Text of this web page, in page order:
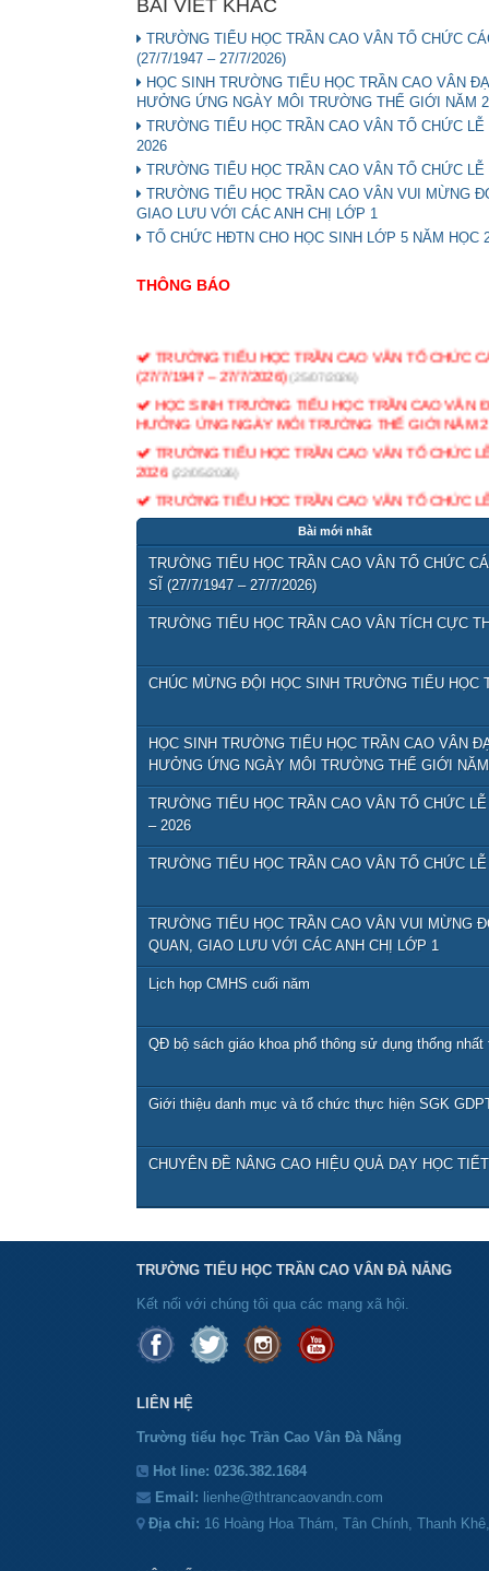
BÀI VIẾT KHÁC
TRƯỜNG TIỂU HỌC TRẦN CAO VÂN TỔ CHỨC
(27/7/1947 – 27/7/2026)
HỌC SINH TRƯỜNG TIỂU HỌC TRẦN CAO VÂN
HƯỞNG ỨNG NGÀY MÔI TRƯỜNG THẾ GIỚI NĂM
TRƯỜNG TIỂU HỌC TRẦN CAO VÂN TỔ CHỨC
2026
TRƯỜNG TIỂU HỌC TRẦN CAO VÂN TỔ CHỨC
TRƯỜNG TIỂU HỌC TRẦN CAO VÂN VUI MỪNG
GIAO LƯU VỚI CÁC ANH CHỊ LỚP 1
TỔ CHỨC HĐTN CHO HỌC SINH LỚP 5 NĂM HỌC
THÔNG BÁO
(27/7/1947 – 27/7/2026) (25/07/2026)
HỌC SINH TRƯỜNG TIỂU HỌC TRẦN CAO VÂN
HƯỞNG ỨNG NGÀY MÔI TRƯỜNG THẾ GIỚI NĂM
TRƯỜNG TIỂU HỌC TRẦN CAO VÂN TỔ CHỨC
2026 (22/05/2026)
TRƯỜNG TIỂU HỌC TRẦN CAO VÂN TỔ CHỨC
TRƯỜNG TIỂU HỌC TRẦN CAO VÂN VUI
GIAO LƯU VỚI CÁC ANH CHỊ LỚP 1
Lịch họp CMHS cuối năm (11/05/2026)
QĐ bộ sách giáo khoa phổ thông sử dụng thống
Giới thiệu danh mục và tổ chức thực hiện SGK
TỔ CHỨC CHUYÊN ĐỀ HỌC THÔNG QUA CHƠI
Bài mới nhất
TRƯỜNG TIỂU HỌC TRẦN CAO VÂN TỔ CHỨC
SĨ (27/7/1947 – 27/7/2026)
TRƯỜNG TIỂU HỌC TRẦN CAO VÂN TÍCH CỰC
CHÚC MỪNG ĐỘI HỌC SINH TRƯỜNG TIỂU
HỌC SINH TRƯỜNG TIỂU HỌC TRẦN CAO VÂN
HƯỞNG ỨNG NGÀY MÔI TRƯỜNG THẾ GIỚI
TRƯỜNG TIỂU HỌC TRẦN CAO VÂN TỔ CHỨC
– 2026
TRƯỜNG TIỂU HỌC TRẦN CAO VÂN TỔ CHỨC
TRƯỜNG TIỂU HỌC TRẦN CAO VÂN VUI MỪNG
QUAN, GIAO LƯU VỚI CÁC ANH CHỊ LỚP 1
Lịch họp CMHS cuối năm
QĐ bộ sách giáo khoa phổ thông sử dụng thống nhất
Giới thiệu danh mục và tổ chức thực hiện SGK
CHUYÊN ĐỀ NÂNG CAO HIỆU QUẢ DẠY HỌC
TRƯỜNG TIỂU HỌC TRẦN CAO VÂN ĐÀ NẴNG
Kết nối với chúng tôi qua các mạng xã hội.
LIÊN HỆ
Trường tiểu học Trần Cao Vân Đà Nẵng
Hot line: 0236.382.1684
Email: lienhe@thtrancaovandn.com
Địa chỉ: 16 Hoàng Hoa Thám, Tân Chính, Thanh